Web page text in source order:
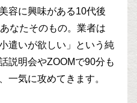
容に興味がある10代後
なたそのもの。業者は
遣いが欲しい」という純
説明会やZOOMで90分も
一気に攻めてきます。